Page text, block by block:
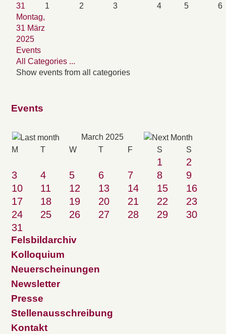
31
Montag,
31 März
2025
1 2 3 4 5 6
Events
All Categories ...
Show events from all categories
Events
March 2025
M T W T F S S
1
2
3
4 5 6 7 8
9
10
11 12 13 14 15
16
17
18 19 20 21 22
23
24
25 26 27 28 29
30
31
Felsbildarchiv
Kolloquium
Neuerscheinungen
Newsletter
Presse
Stellenausschreibung
Kontakt